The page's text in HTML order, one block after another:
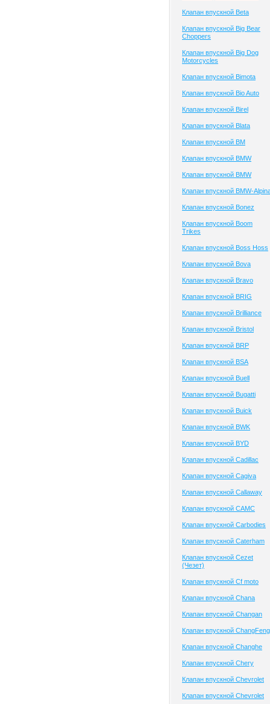
Клапан впускной Beta
Клапан впускной Big Bear
Choppers
Клапан впускной Big Dog
Motorcycles
Клапан впускной Bimota
Клапан впускной Bio Auto
Клапан впускной Birel
Клапан впускной Blata
Клапан впускной BM
Клапан впускной BMW
Клапан впускной BMW
Клапан впускной BMW-
Клапан впускной Bonez
Клапан впускной Boom
Trikes
Клапан впускной Boss Hoss
Клапан впускной Bova
Клапан впускной Bravo
Клапан впускной BRIG
Клапан впускной Brilliance
Клапан впускной Bristol
Клапан впускной BRP
Клапан впускной BSA
Клапан впускной Buell
Клапан впускной Bugatti
Клапан впускной Buick
Клапан впускной BWK
Клапан впускной BYD
Клапан впускной Cadillac
Клапан впускной Cagiva
Клапан впускной Callaway
Клапан впускной CAMC
Клапан впускной Carbodies
Клапан впускной Caterham
Клапан впускной Cezet
(Чезет)
Клапан впускной Cf moto
Клапан впускной Chana
Клапан впускной Changan
Клапан впускной ChangFeng
Клапан впускной Changhe
Клапан впускной Chery
Клапан впускной Chevrolet
Клапан впускной Chevrolet